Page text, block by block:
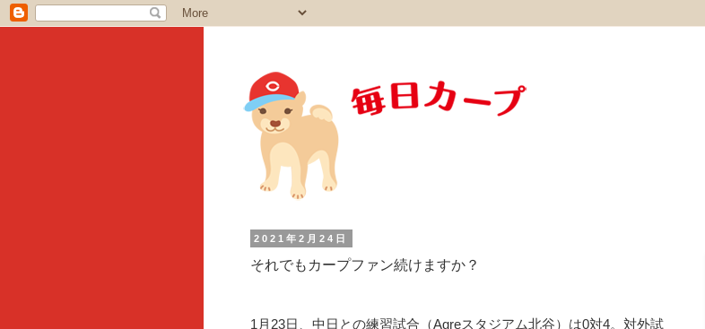
2021年2月24日
それでもカープファン続けますか？
1月23日、中日との練習試合（Agreスタジアム北谷）は0対4。対外試